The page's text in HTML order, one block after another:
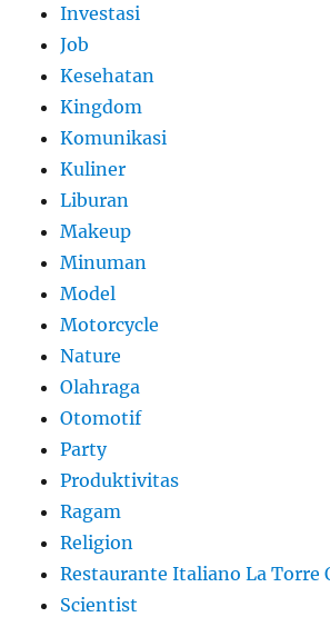
Investasi
Job
Kesehatan
Kingdom
Komunikasi
Kuliner
Liburan
Makeup
Minuman
Model
Motorcycle
Nature
Olahraga
Otomotif
Party
Produktivitas
Ragam
Religion
Restaurante Italiano La Torre
Scientist